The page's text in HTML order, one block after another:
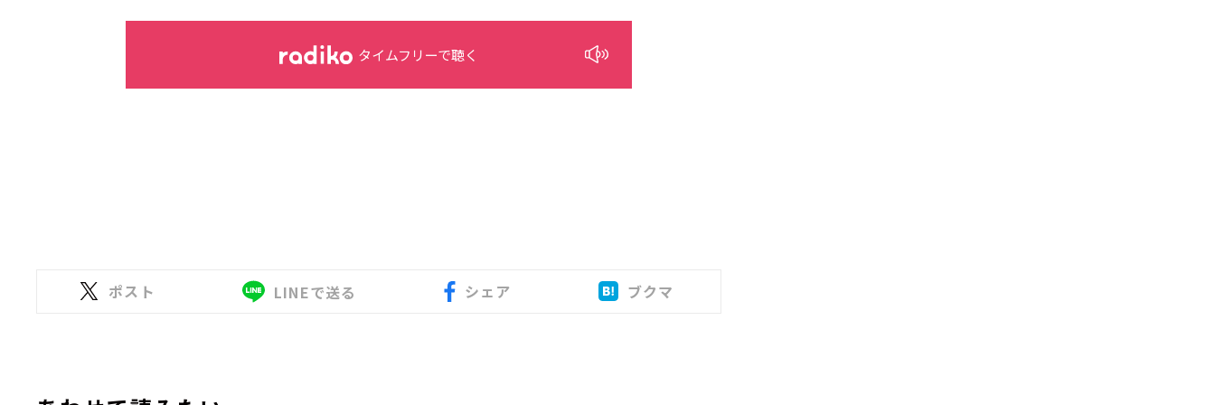
タイムフリーで聴く
ポスト LINEで送る シェア ブクマ